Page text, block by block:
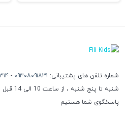
شماره تلفن های پشتیبانی: ۰۹۳۰۸۰۹۱۸۳۱ -
پاسخگوی شما هستیم